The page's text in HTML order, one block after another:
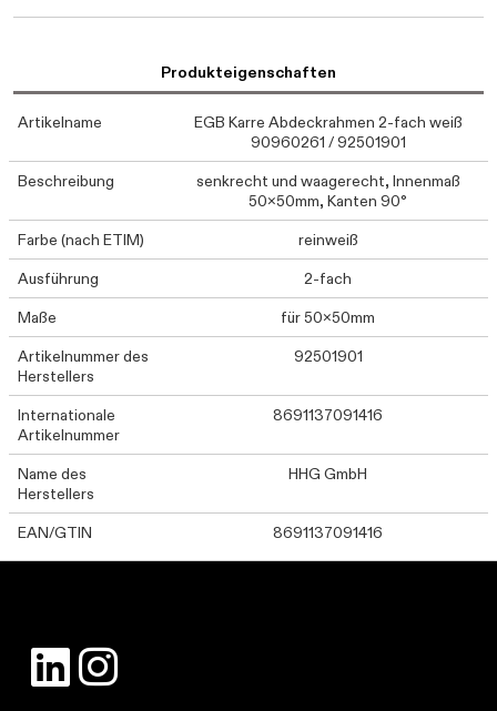
Produkteigenschaften
Artikelname
EGB Karre Abdeckrahmen 2-fach weiß
90960261 / 92501901
Beschreibung
senkrecht und waagerecht, Innenmaß
50x50mm, Kanten 90°
Farbe (nach ETIM)
reinweiß
Ausführung
2-fach
Maße
für 50x50mm
Artikelnummer des
Herstellers
92501901
Internationale
Artikelnummer
8691137091416
Name des
Herstellers
HHG GmbH
EAN/GTIN 8691137091416